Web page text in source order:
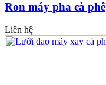
Ron máy pha cà phê
Liên hệ